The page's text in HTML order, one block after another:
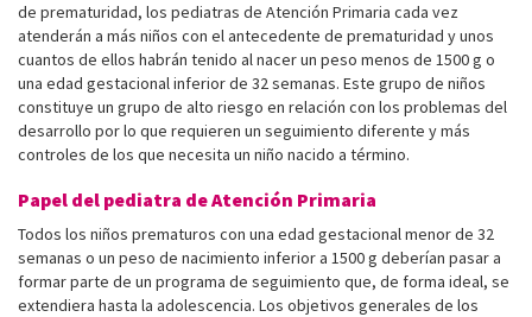
de prematuridad, los pediatras de Atención Primaria cada vez
atenderán a más niños con el antecedente de prematuridad y unos
cuantos de ellos habrán tenido al nacer un peso menos de 1500 g o
una edad gestacional inferior de 32 semanas. Este grupo de niños
constituye un grupo de alto riesgo en relación con los problemas del
desarrollo por lo que requieren un seguimiento diferente y más
controles de los que necesita un niño nacido a término.
Papel del pediatra de Atención Primaria
Todos los niños prematuros con una edad gestacional menor de 32
semanas o un peso de nacimiento inferior a 1500 g deberían pasar a
formar parte de un programa de seguimiento que, de forma ideal, se
extendiera hasta la adolescencia. Los objetivos generales de los